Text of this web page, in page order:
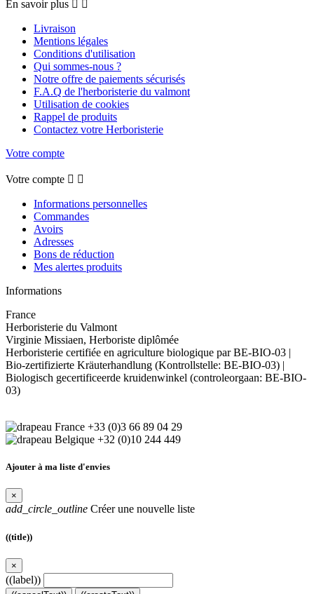
En savoir plus  
Livraison
Mentions légales
Conditions d'utilisation
Qui sommes-nous ?
Notre offre de paiements sécurisés
F.A.Q de l'herboristerie du valmont
Utilisation de cookies
Rappel de produits
Contactez votre Herboristerie
Votre compte
Votre compte  
Informations personnelles
Commandes
Avoirs
Adresses
Bons de réduction
Mes alertes produits
Informations
France
Herboristerie du Valmont
Virginie Missiaen, Herboriste diplômée
Herboristerie certifiée en agriculture biologique par BE-BIO-03 |
Bio-zertifizierte Kräuterhandlung (Kontrollstelle: BE-BIO-03) |
Biologisch gecertificeerde kruidenwinkel (controleorgaan: BE-BIO-
03)
+33 (0)3 66 89 04 29
+32 (0)10 244 449
Ajouter à ma liste d'envies
×
add_circle_outline Créer une nouvelle liste
((title))
×
((label))